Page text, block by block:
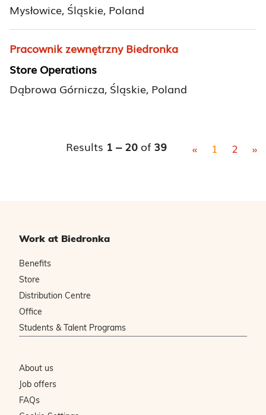
Mysłowice, Śląskie, Poland
Pracownik zewnętrzny Biedronka
Store Operations
Dąbrowa Górnicza, Śląskie, Poland
Results 1 – 20 of 39 « 1 2 »
Work at Biedronka
Benefits
Store
Distribution Centre
Office
Students & Talent Programs
About us
Job offers
FAQs